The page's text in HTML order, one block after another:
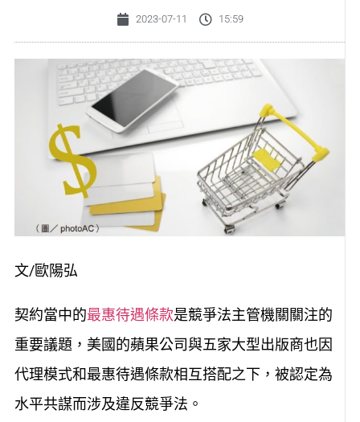
2023-07-11 15:59
文/歐陽弘
契約當中的最惠待遇條款是競爭法主管機關關注的
重要議題，美國的蘋果公司與五家大型出版商也因
代理模式和最惠待遇條款相互搭配之下，被認定為
水平共謀而涉及違反競爭法。